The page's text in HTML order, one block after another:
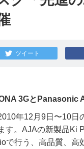
ツイート
3GとPanasonic
年12月9日〜10
す。AJAの新製品Ki
で行う、高品質、高